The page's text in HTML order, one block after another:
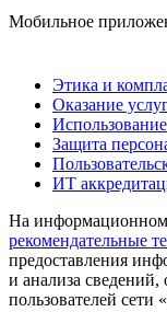
Мобильное
Этика и
Оказание
Защита
ИТ
На информационном
рекомендательные
предоставления
и анализа
пользователей сети